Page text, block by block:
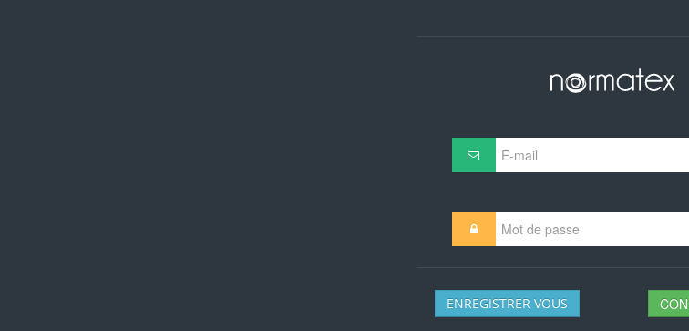
ENREGISTRER VOUS